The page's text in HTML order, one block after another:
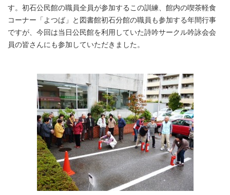
す。初石公民館の職員全員が参加するこの訓練、館内の喫茶軽食
コーナー「よつば」と図書館初石分館の職員も参加する年間行事
ですが、今回は当日公民館を利用していた詩吟サークル吟詠会会
員の皆さんにも参加していただきました。